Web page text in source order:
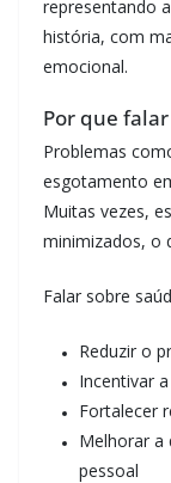
representando
história, com
emocional.
Por que
Problemas
esgotamento
Muitas vezes,
minimizados, o
Falar sobre
Reduzir o
Incentivar
Fortalecer
Melhorar a
pessoal